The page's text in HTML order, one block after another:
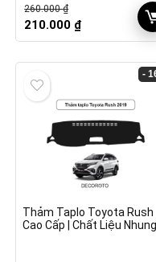
260.000₫
Giá
gốc
210.000 ₫Giá
hiện
-
Thảm Taplo Toyota Rush
Cao Cấp | Chất Liệu Nhung